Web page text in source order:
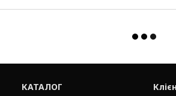
КАТАЛОГ